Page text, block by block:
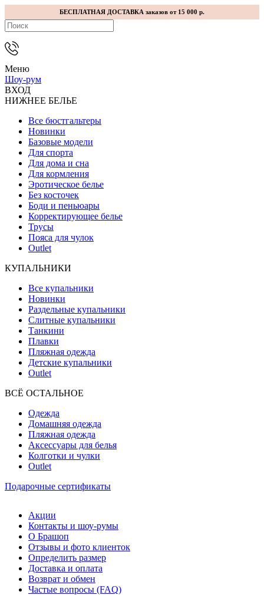
БЕСПЛАТНАЯ ДОСТАВКА заказов от 15 000 р.
Меню
Шоу-рум
ВХОД
НИЖНЕЕ БЕЛЬЕ
Все бюстгальтеры
Новинки
Базовые модели
Для спорта
Для дома и сна
Для кормления
Эротическое белье
Без косточек
Боди и пеньюары
Корректирующее белье
Трусы
Пояса для чулок
Outlet
КУПАЛЬНИКИ
Все купальники
Новинки
Раздельные купальники
Слитные купальники
Танкини
Плавки
Пляжная одежда
Детские купальники
Outlet
ВCЁ ОСТАЛЬНОЕ
Одежда
Домашняя одежда
Пляжная одежда
Аксессуары для белья
Колготки и чулки
Outlet
Подарочные сертификаты
Акции
Контакты и шоу-румы
О Брашоп
Отзывы и фото клиенток
Определить размер
Доставка и оплата
Возврат и обмен
Частые вопросы (FAQ)